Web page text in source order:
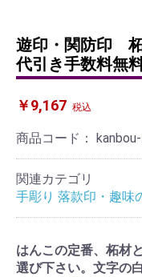
遊印・関防印
代引き手数料無料
￥9,167 税込
商品コード：
関連カテゴリ
手彫り 落款印・趣味
はんこの定番、柘材
選び下さい。文字の